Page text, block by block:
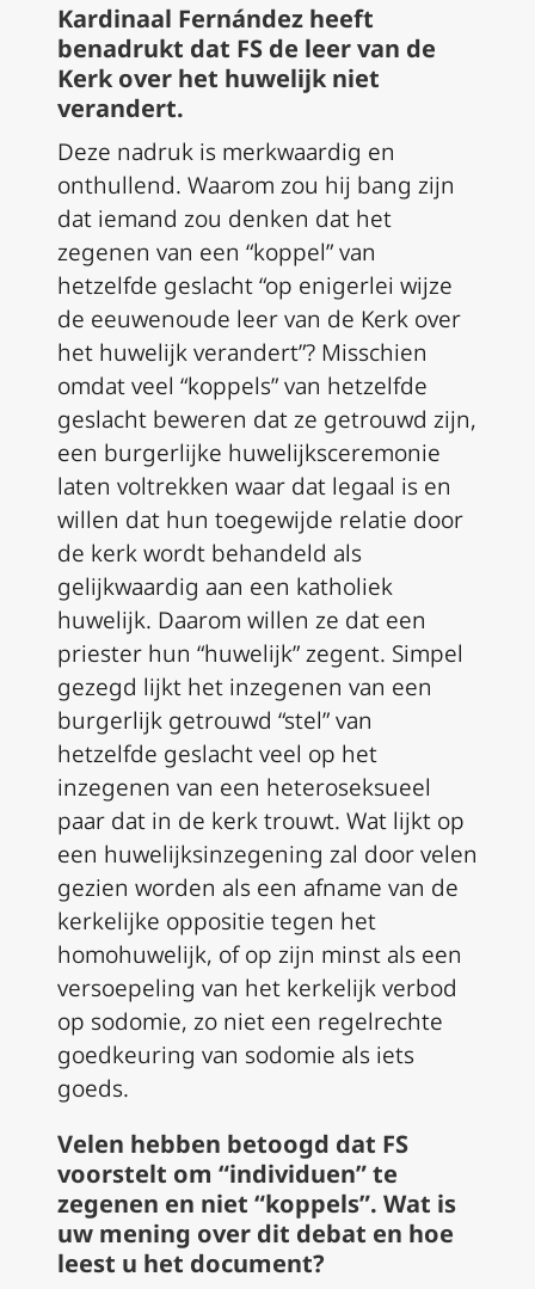
Kardinaal Fernández heeft
benadrukt dat FS de leer van de
Kerk over het huwelijk niet
verandert.
Deze nadruk is merkwaardig en
onthullend. Waarom zou hij bang zijn
dat iemand zou denken dat het
zegenen van een “koppel” van
hetzelfde geslacht “op enigerlei wijze
de eeuwenoude leer van de Kerk over
het huwelijk verandert”? Misschien
omdat veel “koppels” van hetzelfde
geslacht beweren dat ze getrouwd zijn,
een burgerlijke huwelijksceremonie
laten voltrekken waar dat legaal is en
willen dat hun toegewijde relatie door
de kerk wordt behandeld als
gelijkwaardig aan een katholiek
huwelijk. Daarom willen ze dat een
priester hun “huwelijk” zegent. Simpel
gezegd lijkt het inzegenen van een
burgerlijk getrouwd “stel” van
hetzelfde geslacht veel op het
inzegenen van een heteroseksueel
paar dat in de kerk trouwt. Wat lijkt op
een huwelijksinzegening zal door velen
gezien worden als een afname van de
kerkelijke oppositie tegen het
homohuwelijk, of op zijn minst als een
versoepeling van het kerkelijk verbod
op sodomie, zo niet een regelrechte
goedkeuring van sodomie als iets
goeds.
Velen hebben betoogd dat FS
voorstelt om “individuen” te
zegenen en niet “koppels”. Wat is
uw mening over dit debat en hoe
leest u het document?